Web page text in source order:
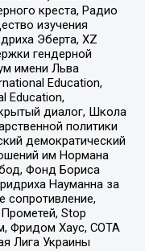
креста, Радио
изучения
Эберта, XZ
гендерной
имени Льва
Education,
Education,
диалог, Школа
политики
демократический
им Нормана
Фонд Бориса
Науманна за
сопротивление,
Stop
Фридом Хаус, СОТА
Лига Украины